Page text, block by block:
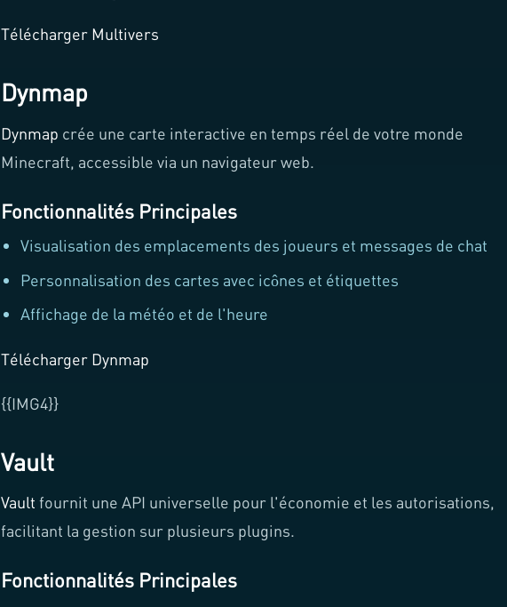
Télécharger Multivers
Dynmap
Dynmap crée une carte interactive en temps réel de votre monde
Minecraft, accessible via un navigateur web.
Fonctionnalités Principales
Visualisation des emplacements des joueurs et messages de chat
Personnalisation des cartes avec icônes et étiquettes
Affichage de la météo et de l'heure
Télécharger Dynmap
{{IMG4}}
Vault
Vault fournit une API universelle pour l'économie et les autorisations,
facilitant la gestion sur plusieurs plugins.
Fonctionnalités Principales